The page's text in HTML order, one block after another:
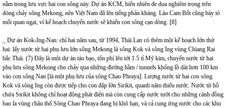
nằm trong lưu vực hai con sông này. Dự án KCM, hiển nhiên đe dọa nghiêm trọng trên
dòng chảy sông Mekong, nên Việt Nam đã lên tiếng phản kháng. Lào Cam Bốt cũng bày tỏ
mối quan ngại, vì kế hoạch chuyển nước sẽ khiến con sông cạn dòng. [8]
_ Dự án Kok-Ing-Nan: chỉ hai năm sau, từ 1994, Thái Lan có thêm một kế hoạch lớn thứ
hai: lấy nước từ hai phụ lưu lớn sông Mekong là sông Kok và sông Ing vùng Chiang Rai
bắc Thái. (7) Đây là một dự án táo bạo, tổn phí lên tới 1.5 tỉ Mỹ kim, chuyển nước từ hai
phụ lưu sông Mekong cho chảy qua những đường hầm / tunnels khổng lồ dài hơn 100 km
vào con sông Nan [là một phụ lưu của sông Chao Phraya]. Lượng nước từ hai con sông
Kok và sông Ing còn được tiếp cho con đập lớn Sirikit, quanh năm thiếu nước. Nước từ hồ
chứa Sirikit không chỉ hoạt động phát điện mà còn cung cấp nước tưới cho những cánh đồng
bao la vùng châu thổ Sông Chao Phraya đang bị khô hạn, và cả cung ứng nước cho các khu